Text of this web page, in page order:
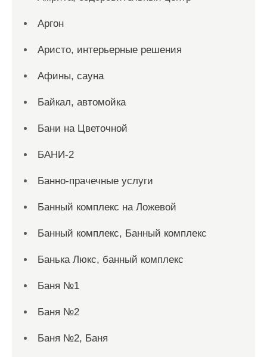
Аргон
Аристо, интерьерные решения
Афины, сауна
Байкал, автомойка
Бани на Цветочной
БАНИ-2
Банно-прачечные услуги
Банный комплекс на Ложевой
Банный комплекс, Банный комплекс
Банька Люкс, банный комплекс
Баня №1
Баня №2
Баня №2, Баня